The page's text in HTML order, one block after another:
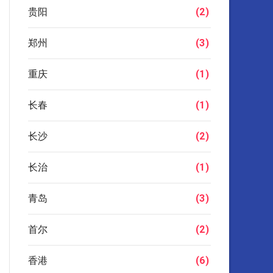
贵阳 (2)
郑州 (3)
重庆 (1)
长春 (1)
长沙 (2)
长治 (1)
青岛 (3)
首尔 (2)
香港 (6)